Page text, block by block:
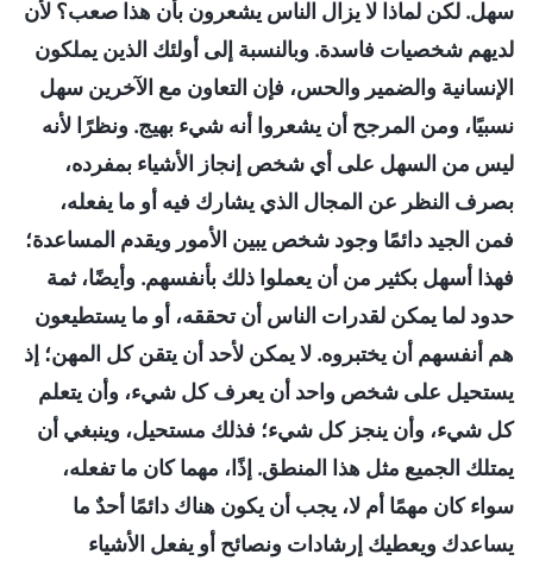
سهل. لكن لماذا لا يزال الناس يشعرون بأن هذا صعب؟ لأن
لديهم شخصيات فاسدة. وبالنسبة إلى أولئك الذين يملكون
الإنسانية والضمير والحس، فإن التعاون مع الآخرين سهل
نسبيًا، ومن المرجح أن يشعروا أنه شيء بهيج. ونظرًا لأنه
ليس من السهل على أي شخص إنجاز الأشياء بمفرده،
بصرف النظر عن المجال الذي يشارك فيه أو ما يفعله،
فمن الجيد دائمًا وجود شخص يبين الأمور ويقدم المساعدة؛
فهذا أسهل بكثير من أن يعملوا ذلك بأنفسهم. وأيضًا، ثمة
حدود لما يمكن لقدرات الناس أن تحققه، أو ما يستطيعون
هم أنفسهم أن يختبروه. لا يمكن لأحد أن يتقن كل المهن؛ إذ
يستحيل على شخص واحد أن يعرف كل شيء، وأن يتعلم
كل شيء، وأن ينجز كل شيء؛ فذلك مستحيل، وينبغي أن
يمتلك الجميع مثل هذا المنطق. إذًا، مهما كان ما تفعله،
سواء كان مهمًا أم لا، يجب أن يكون هناك دائمًا أحدٌ ما
يساعدك ويعطيك إرشادات ونصائح أو يفعل الأشياء